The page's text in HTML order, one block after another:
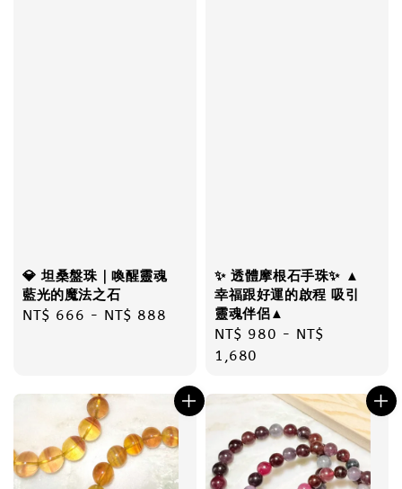
💎 坦桑盤珠｜喚醒靈魂
藍光的魔法之石
Regular
NT$ 666 - NT$ 888
✨ 透體摩根石手珠✨ ▲
幸福跟好運的啟程 吸引
靈魂伴侶▲
Regular
price
NT$ 980 - NT$
1,680